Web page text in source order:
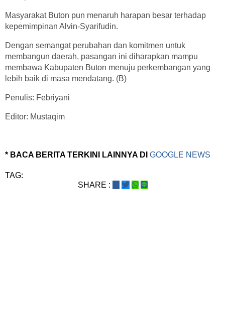
Masyarakat Buton pun menaruh harapan besar terhadap
kepemimpinan Alvin-Syarifudin.
Dengan semangat perubahan dan komitmen untuk
membangun daerah, pasangan ini diharapkan mampu
membawa Kabupaten Buton menuju perkembangan yang
lebih baik di masa mendatang. (B)
Penulis: Febriyani
Editor: Mustaqim
* BACA BERITA TERKINI LAINNYA DI GOOGLE NEWS
TAG:
SHARE :